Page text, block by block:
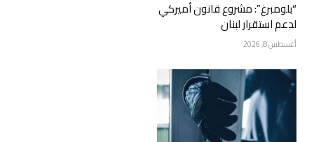
“بلومبرغ”: مشروع قانون أميركي
لدعم استقرار لبنان
أغسطس 8, 2026